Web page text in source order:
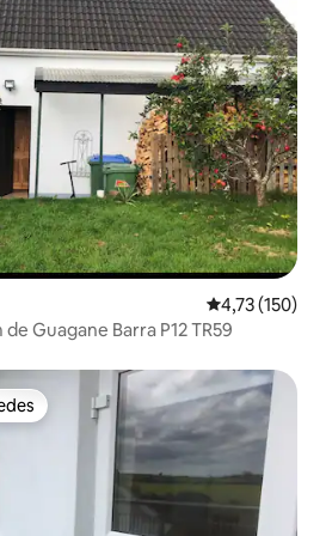
4,73 de uma
4,73 (150)
Guagane Barra P12 TR59
dos hóspedes